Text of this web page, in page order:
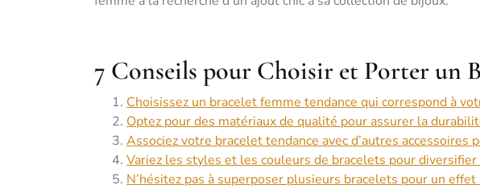
7 Conseils pour Choisir et Porter un
Choisissez un bracelet femme tendance qui correspond à
Optez pour des matériaux de qualité pour assurer la
Associez votre bracelet tendance avec d’autres accessoires
Variez les styles et les couleurs de bracelets pour diversifier
N’hésitez pas à superposer plusieurs bracelets pour un